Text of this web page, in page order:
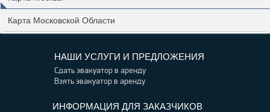
Карта Московской Области
НАШИ УСЛУГИ И ПРЕДЛОЖЕНИЯ
Сдать эвакуатор в аренду
Взять эвакуатор в аренду
ИНФОРМАЦИЯ ДЛЯ ЗАКАЗЧИКОВ